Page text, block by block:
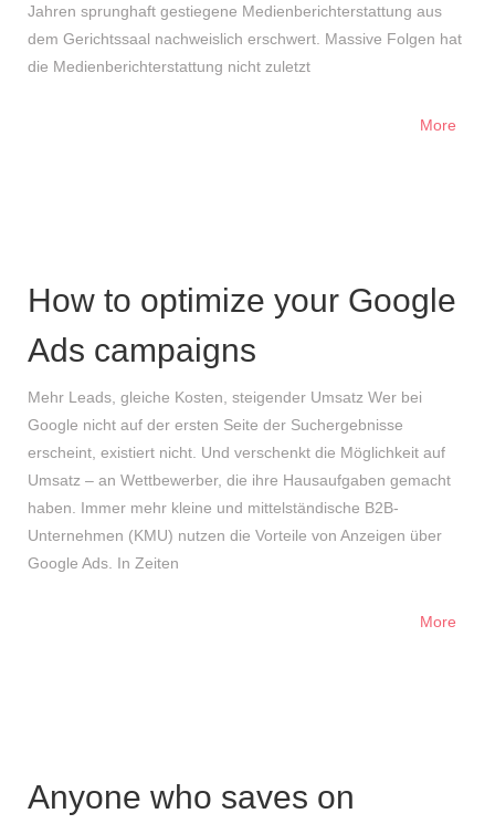
Jahren sprunghaft gestiegene Medienberichterstattung aus
dem Gerichtssaal nachweislich erschwert. Massive Folgen hat
die Medienberichterstattung nicht zuletzt
More
How to optimize your Google
Ads campaigns
Mehr Leads, gleiche Kosten, steigender Umsatz Wer bei
Google nicht auf der ersten Seite der Suchergebnisse
erscheint, existiert nicht. Und verschenkt die Möglichkeit auf
Umsatz – an Wettbewerber, die ihre Hausaufgaben gemacht
haben. Immer mehr kleine und mittelständische B2B-
Unternehmen (KMU) nutzen die Vorteile von Anzeigen über
Google Ads. In Zeiten
More
Anyone who saves on